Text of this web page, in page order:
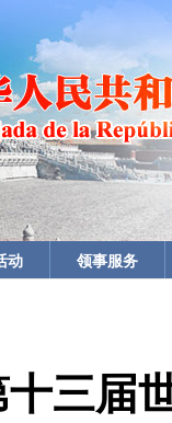
动 领事服务
三届